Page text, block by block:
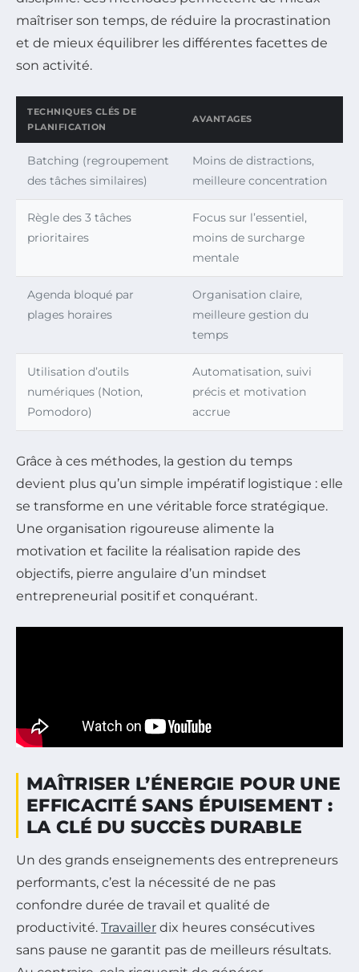
maîtriser son temps, de réduire la procrastination
et de mieux équilibrer les différentes facettes de
son activité.
TECHNIQUES CLÉS DE
PLANIFICATION
AVANTAGES
Batching (regroupement
des tâches similaires)
Moins de distractions,
meilleure concentration
Règle des 3 tâches
prioritaires
Focus sur l’essentiel,
moins de surcharge
mentale
Agenda bloqué par
plages horaires
Organisation claire,
meilleure gestion du
temps
Utilisation d’outils
numériques (Notion,
Pomodoro)
Automatisation, suivi
précis et motivation
accrue
Grâce à ces méthodes, la gestion du temps
devient plus qu’un simple impératif logistique : elle
se transforme en une véritable force stratégique.
Une organisation rigoureuse alimente la
motivation et facilite la réalisation rapide des
objectifs, pierre angulaire d’un mindset
entrepreneurial positif et conquérant.
MAÎTRISER L’ÉNERGIE POUR UNE
EFFICACITÉ SANS ÉPUISEMENT :
LA CLÉ DU SUCCÈS DURABLE
Un des grands enseignements des entrepreneurs
performants, c’est la nécessité de ne pas
confondre durée de travail et qualité de
productivité. Travailler dix heures consécutives
sans pause ne garantit pas de meilleurs résultats.